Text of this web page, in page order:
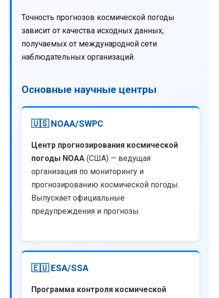
Точность прогнозов космической погоды
зависит от качества исходных данных,
получаемых от международной сети
наблюдательных организаций.
Основные научные центры
🇺🇸 NOAA/SWPC
Центр прогнозирования космической
погоды NOAA (США) — ведущая
организация по мониторингу и
прогнозированию космической погоды.
Выпускает официальные
предупреждения и прогнозы.
🇪🇺 ESA/SSA
Программа контроля космической